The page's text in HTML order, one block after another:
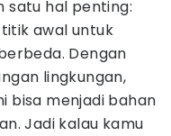
satu hal penting:
awal untuk
Dengan
lingkungan,
bisa menjadi bahan
Jadi kalau kamu